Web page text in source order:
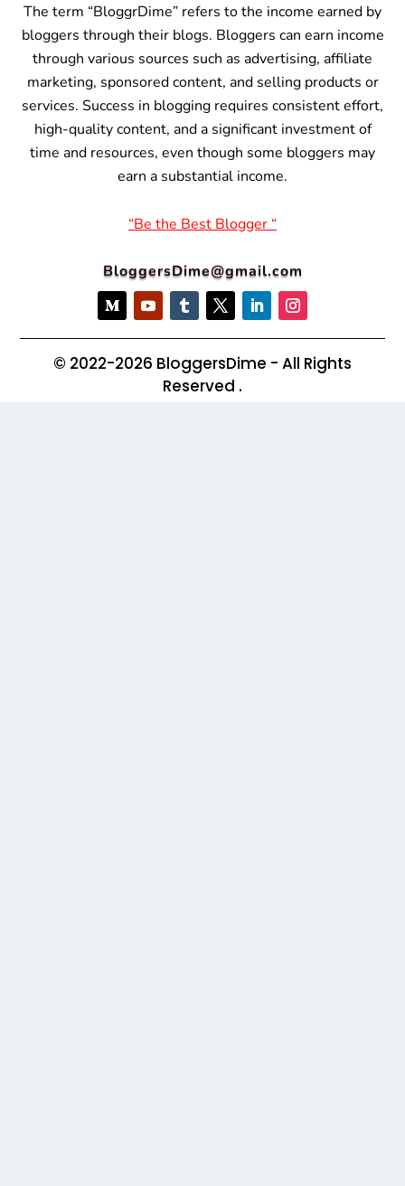
The term “BloggrDime” refers to the income earned by
bloggers through their blogs. Bloggers can earn income
through various sources such as advertising, affiliate
marketing, sponsored content, and selling products or
services. Success in blogging requires consistent effort,
high-quality content, and a significant investment of
time and resources, even though some bloggers may
earn a substantial income.
“Be the Best Blogger “
BloggersDime@gmail.com
© 2022-2026 BloggersDime - All Rights
Reserved .